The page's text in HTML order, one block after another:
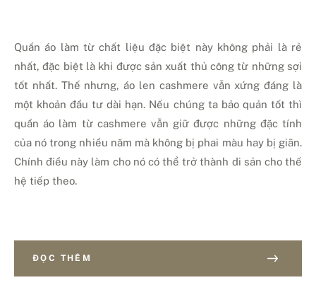
Quần áo làm từ chất liệu đặc biệt này không phải là rẻ
nhất, đặc biệt là khi được sản xuất thủ công từ những sợi
tốt nhất. Thế nhưng, áo len cashmere vẫn xứng đáng là
một khoản đầu tư dài hạn. Nếu chúng ta bảo quản tốt thì
quần áo làm từ cashmere vẫn giữ được những đặc tính
của nó trong nhiều năm mà không bị phai màu hay bị giãn.
Chính điều này làm cho nó có thể trở thành di sản cho thế
hệ tiếp theo.
ĐỌC THÊM